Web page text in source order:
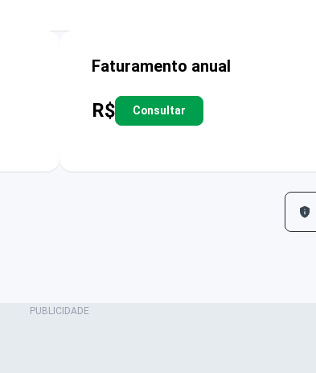
Faturamento anual
R$ Consultar